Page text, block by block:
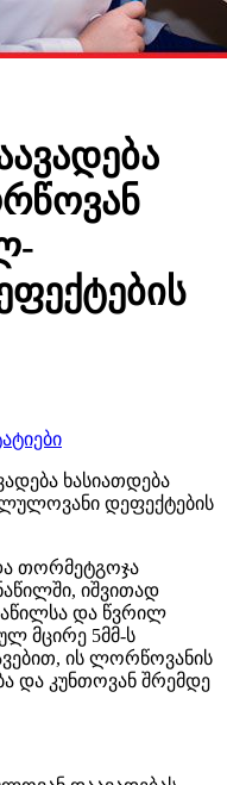
ხასიათდება
დეფექტების
თორმეტგოჯა
იშვითად
და წვრილ
მცირე 5მმ-ს
ის ლორწოვანის
და კუნთოვან შრემდე